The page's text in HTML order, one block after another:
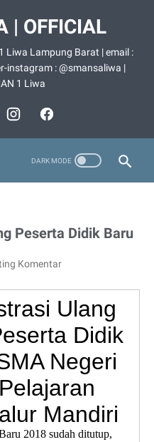
| OFFICIAL
Liwa Lampung Barat | email :
instagram : @smansaliwa |
1 Liwa
Peserta Didik Baru
Komentar